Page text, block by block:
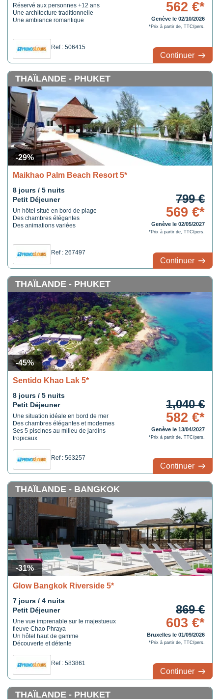
Réservé aux personnes +12 ans
Une architecture traditionnelle
Une ambiance romantique
Ref : 506415
562 €*
Genève le 02/10/2026
*Prix à partir de, TTC/pers.
Continuer
-29%
THAÏLANDE - PHUKET
Maikhao Palm Beach Resort 5*
8 jours / 5 nuits
Petit Déjeuner
Un hôtel situé en bord de plage
Des chambres élégantes
Des animations variées
Ref : 267497
799 €
569 €*
Genève le 02/05/2027
*Prix à partir de, TTC/pers.
Continuer
-45%
THAÏLANDE - PHUKET
Sentido Khao Lak 5*
8 jours / 5 nuits
Petit Déjeuner
Une situation idéale en bord de mer
Des chambres élégantes et modernes
Ses 5 piscines au milieu de jardins
tropicaux
Ref : 563257
1,040 €
582 €*
Genève le 13/04/2027
*Prix à partir de, TTC/pers.
Continuer
-31%
THAÏLANDE - BANGKOK
Glow Bangkok Riverside 5*
7 jours / 4 nuits
Petit Déjeuner
Une vue imprenable sur le majestueux
fleuve Chao Phraya
Un hôtel haut de gamme
Découverte et détente
Ref : 583861
869 €
603 €*
Bruxelles le 01/09/2026
*Prix à partir de, TTC/pers.
Continuer
THAÏLANDE - PHUKET